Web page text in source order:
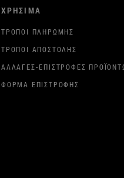
ΧΡΗΣΙΜΑ
ΤΡΌΠΟΙ ΠΛΗΡΩΜΉΣ
ΤΡΌΠΟΙ ΑΠΟΣΤΟΛΉΣ
ΑΛΛΑΓΈΣ-ΕΠΙΣΤΡΟΦΈΣ
ΦΌΡΜΑ ΕΠΙΣΤΡΟΦΉΣ